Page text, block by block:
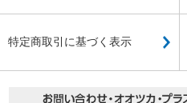
特定商取引に基づく表示